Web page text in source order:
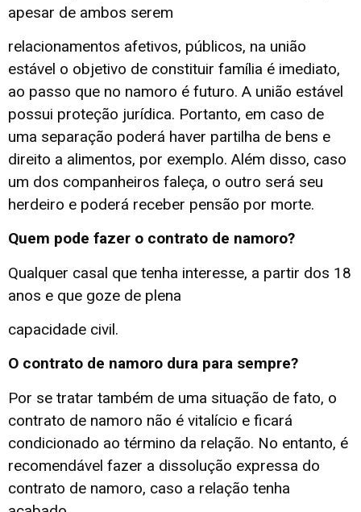
apesar de ambos serem
relacionamentos afetivos, públicos, na união
estável o objetivo de constituir família é imediato,
ao passo que no namoro é futuro. A união estável
possui proteção jurídica. Portanto, em caso de
uma separação poderá haver partilha de bens e
direito a alimentos, por exemplo. Além disso, caso
um dos companheiros faleça, o outro será seu
herdeiro e poderá receber pensão por morte.
Quem pode fazer o contrato de namoro?
Qualquer casal que tenha interesse, a partir dos 18
anos e que goze de plena
capacidade civil.
O contrato de namoro dura para sempre?
Por se tratar também de uma situação de fato, o
contrato de namoro não é vitalício e ficará
condicionado ao término da relação. No entanto, é
recomendável fazer a dissolução expressa do
contrato de namoro, caso a relação tenha